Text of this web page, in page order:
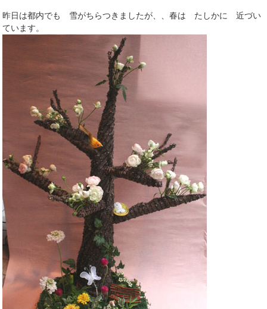
昨日は都内でも 雪がちらつきましたが、、春は たしかに 近づい
ています。